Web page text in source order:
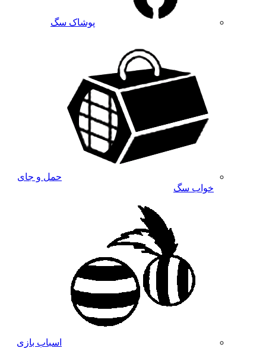
پوشاک سگ
حمل و جای
خواب سگ
اسباب بازی